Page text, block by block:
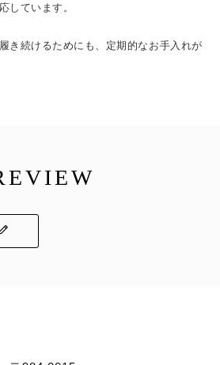
しています。
き続けるためにも、定期的なお手入れが